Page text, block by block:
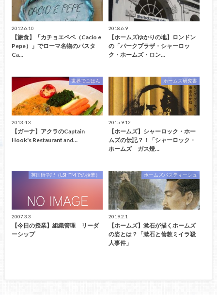
2012.6.10
【旅食】「カチョエペペ（Cacio e
Pepe）」でローマ名物のパスタ
Ca…
2018.6.9
【ホームズゆかりの地】ロンドン
の「パークプラザ・シャーロッ
ク・ホームズ・ロン…
世界でごはん
2013.4.3
【ガーナ】アクラのCaptain
Hook's Restaurant and…
ホームズ研究書
2015.9.12
【ホームズ】シャーロック・ホー
ムズの伝記？！「シャーロック・
ホームズ ガス燈…
英国留学記（LSHTMでの授業）
2007.3.3
【今日の授業】組織管理 リーダ
ーシップ
ホームズパスティーシュ
2019.2.1
【ホームズ】漱石が描くホームズ
の姿とは？「漱石と倫敦ミイラ殺
人事件」